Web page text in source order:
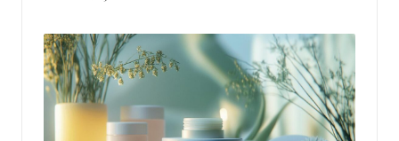
e
a
u
te